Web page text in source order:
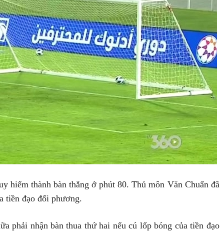
hiểm thành bàn thắng ở phút 80. Thủ môn Văn Chuẩn đã
tiền đạo đối phương.
phải nhận bàn thua thứ hai nếu cú lốp bóng của tiền đạo